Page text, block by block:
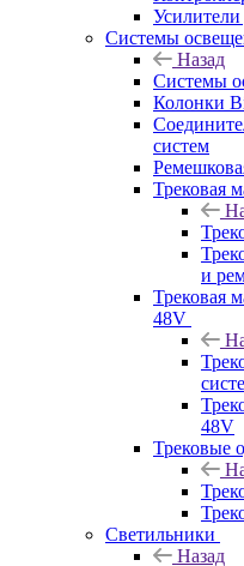
Системы
Назад
Системы
Колонки
систем
Трековая
и
Трековая
48V
48V
Трековые
Светильники
Назад